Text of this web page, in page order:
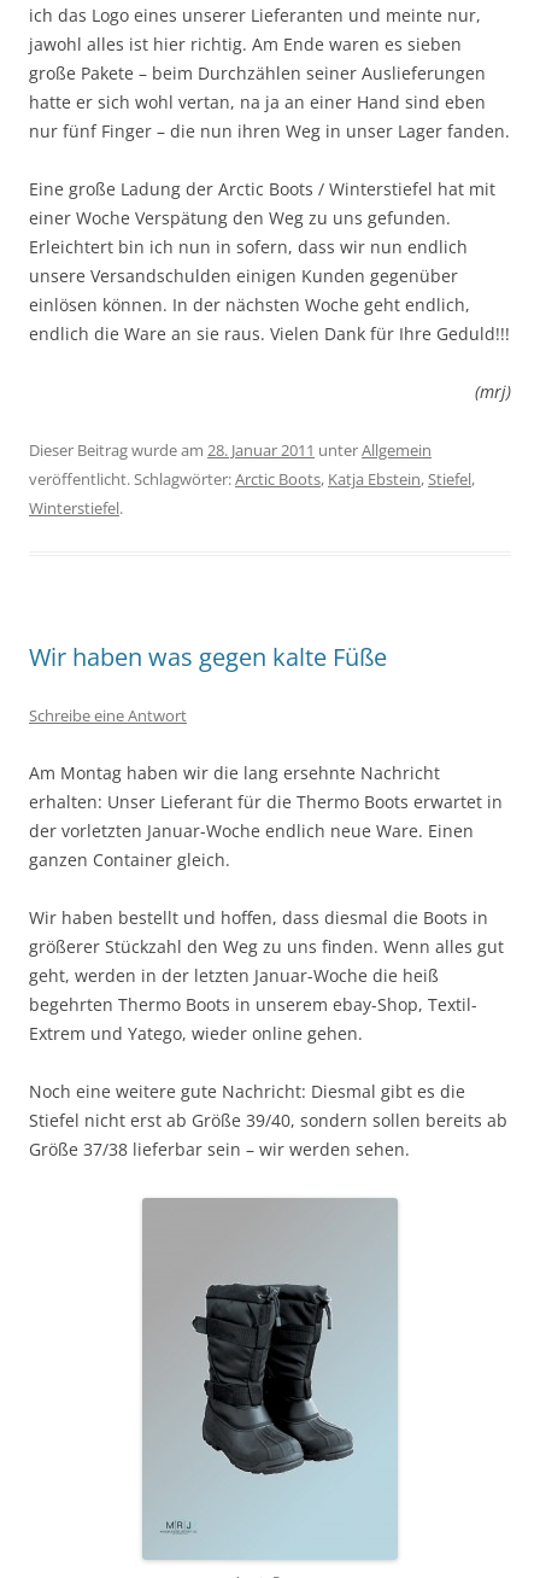
ich das Logo eines unserer Lieferanten und meinte nur,
jawohl alles ist hier richtig. Am Ende waren es sieben
große Pakete – beim Durchzählen seiner Auslieferungen
hatte er sich wohl vertan, na ja an einer Hand sind eben
nur fünf Finger – die nun ihren Weg in unser Lager fanden.
Eine große Ladung der Arctic Boots / Winterstiefel hat mit
einer Woche Verspätung den Weg zu uns gefunden.
Erleichtert bin ich nun in sofern, dass wir nun endlich
unsere Versandschulden einigen Kunden gegenüber
einlösen können. In der nächsten Woche geht endlich,
endlich die Ware an sie raus. Vielen Dank für Ihre Geduld!!!
(mrj)
Dieser Beitrag wurde am 28. Januar 2011 unterAllgemein
veröffentlicht. Schlagwörter:Arctic Boots, Katja Ebstein,Stiefel,
Winterstiefel.
Wir haben was gegen kalte Füße
Schreibe eine Antwort
Am Montag haben wir die lang ersehnte Nachricht
erhalten: Unser Lieferant für die Thermo Boots erwartet in
der vorletzten Januar-Woche endlich neue Ware. Einen
ganzen Container gleich.
Wir haben bestellt und hoffen, dass diesmal die Boots in
größerer Stückzahl den Weg zu uns finden. Wenn alles gut
geht, werden in der letzten Januar-Woche die heiß
begehrten Thermo Boots in unserem ebay-Shop, Textil-
Extrem und Yatego, wieder online gehen.
Noch eine weitere gute Nachricht: Diesmal gibt es die
Stiefel nicht erst ab Größe 39/40, sondern sollen bereits ab
Größe 37/38 lieferbar sein – wir werden sehen.